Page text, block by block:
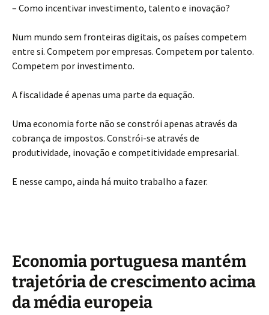
– Como incentivar investimento, talento e inovação?
Num mundo sem fronteiras digitais, os países competem
entre si. Competem por empresas. Competem por talento.
Competem por investimento.
A fiscalidade é apenas uma parte da equação.
Uma economia forte não se constrói apenas através da
cobrança de impostos. Constrói-se através de
produtividade, inovação e competitividade empresarial.
E nesse campo, ainda há muito trabalho a fazer.
Economia portuguesa mantém
trajetória de crescimento acima
da média europeia